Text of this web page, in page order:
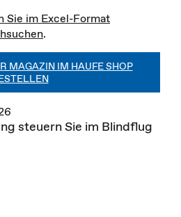
Sie im Excel-Format
.
MAGAZIN IM HAUFE SHOP
steuern Sie im Blindflug